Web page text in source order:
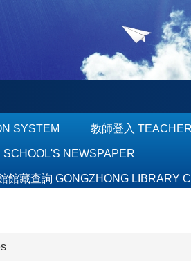
SYSTEM 教師登入
NEWSPAPER
館藏查詢 GONGZHONG LIBRARY